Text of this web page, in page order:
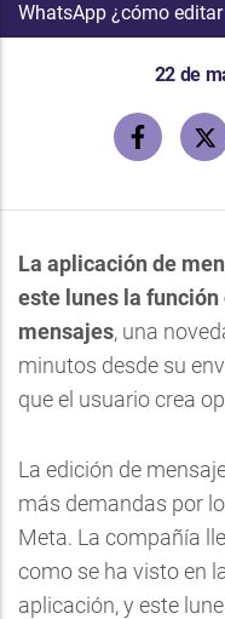
WhatsApp ¿cómo
22 de
La aplicación de
este lunes la
mensajes, una
minutos desde su
que el usuario crea
La edición de
más demandas por
Meta. La compañía
como se ha visto en
aplicación, y este